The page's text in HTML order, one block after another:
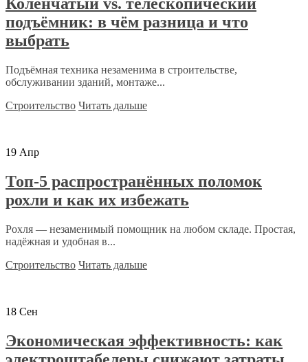
Коленчатый vs. телескопический
подъёмник: в чём разница и что
выбрать
Подъёмная техника незаменима в строительстве,
обслуживании зданий, монтаже...
Строительство Читать дальше
19 Апр
Топ-5 распространённых поломок
рохли и как их избежать
Рохля — незаменимый помощник на любом складе. Простая,
надёжная и удобная в...
Строительство Читать дальше
18 Сен
Экономическая эффективность: как